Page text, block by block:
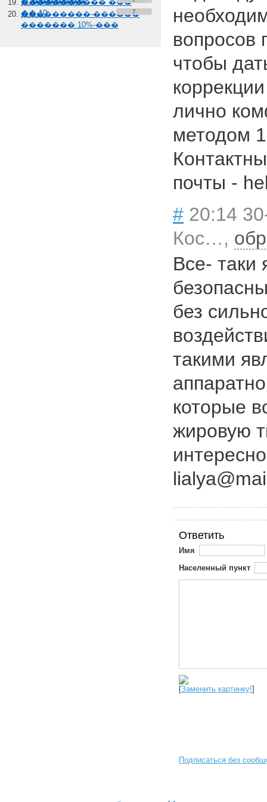
����������� ���
��-10
���������-������
������� 10%-���
7
вопросов
чтобы
лично
методом
почты -
# 20:14
Кос…,
Все- таки
без
такими
которые
жировую
Ответить
Имя
Населенный пункт
[Заменить картинку!]
Подписаться без